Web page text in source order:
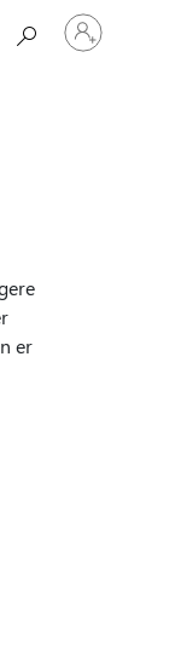
Log
på
din
er